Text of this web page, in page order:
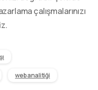
çalışmalarınızı
web analitiği